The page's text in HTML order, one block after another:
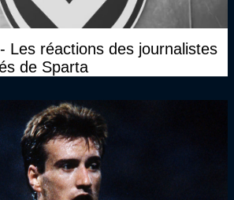
Les réactions des journalistes
de Sparta